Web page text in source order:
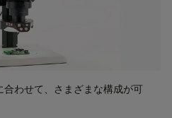
わせて、さまざまな構成が可